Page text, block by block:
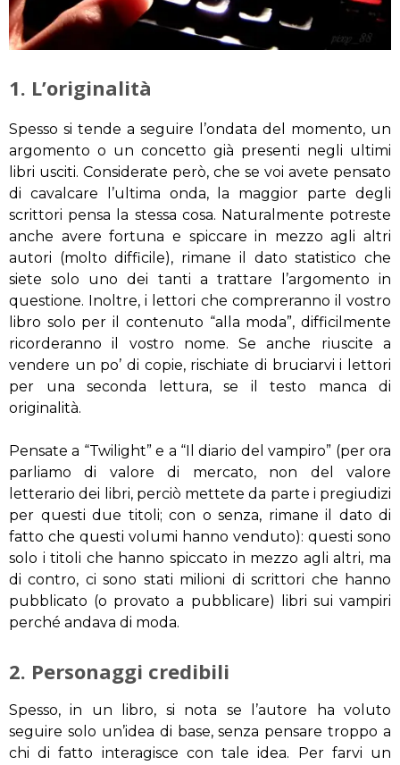
1. L’originalità
Spesso si tende a seguire l’ondata del momento, un
argomento o un concetto già presenti negli ultimi
libri usciti. Considerate però, che se voi avete pensato
di cavalcare l’ultima onda, la maggior parte degli
scrittori pensa la stessa cosa. Naturalmente potreste
anche avere fortuna e spiccare in mezzo agli altri
autori (molto difficile), rimane il dato statistico che
siete solo uno dei tanti a trattare l’argomento in
questione. Inoltre, i lettori che compreranno il vostro
libro solo per il contenuto “alla moda”, difficilmente
ricorderanno il vostro nome. Se anche riuscite a
vendere un po’ di copie, rischiate di bruciarvi i lettori
per una seconda lettura, se il testo manca di
originalità.
Pensate a “Twilight” e a “Il diario del vampiro” (per ora
parliamo di valore di mercato, non del valore
letterario dei libri, perciò mettete da parte i pregiudizi
per questi due titoli; con o senza, rimane il dato di
fatto che questi volumi hanno venduto): questi sono
solo i titoli che hanno spiccato in mezzo agli altri, ma
di contro, ci sono stati milioni di scrittori che hanno
pubblicato (o provato a pubblicare) libri sui vampiri
perché andava di moda.
2. Personaggi credibili
Spesso, in un libro, si nota se l’autore ha voluto
seguire solo un’idea di base, senza pensare troppo a
chi di fatto interagisce con tale idea. Per farvi un